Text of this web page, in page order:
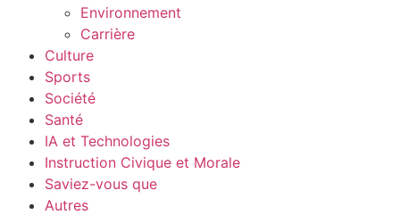
Environnement
Carrière
Culture
Sports
Société
Santé
IA et Technologies
Instruction Civique et Morale
Saviez-vous que
Autres